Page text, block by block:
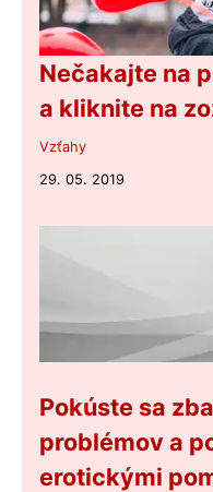
Nečakajte na
a kliknite na
Vzťahy
29. 05. 2019
Pokúste sa
problémov a
erotickými